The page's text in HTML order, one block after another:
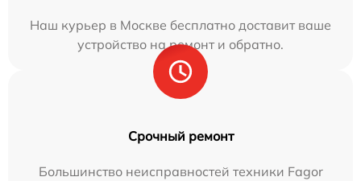
Наш курьер в Москве бесплатно доставит ваше
устройство на ремонт и обратно.
Срочный ремонт
Большинство неисправностей техники Fagor